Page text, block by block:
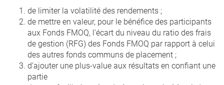
de limiter la volatilité des rendements ;
de mettre en valeur, pour le bénéfice des participants
aux Fonds FMOQ, l’écart du niveau du ratio des frais
de gestion (RFG) des Fonds FMOQ par rapport à celui
des autres fonds communs de placement ;
d’ajouter une plus-value aux résultats en confiant une
partie